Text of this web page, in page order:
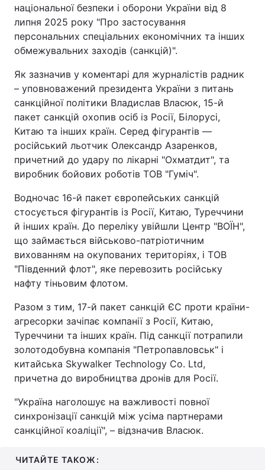
національної безпеки і оборони України від 8
липня 2025 року "Про застосування
персональних спеціальних економічних та інших
обмежувальних заходів (санкцій)".
Як зазначив у коментарі для журналістів радник
– уповноважений президента України з питань
санкційної політики Владислав Власюк, 15-й
пакет санкцій охопив осіб із Росії, Білорусі,
Китаю та інших країн. Серед фігурантів —
російський льотчик Олександр Азаренков,
причетний до удару по лікарні "Охматдит", та
виробник бойових роботів ТОВ "Гуміч".
Водночас 16-й пакет європейських санкцій
стосується фігурантів із Росії, Китаю, Туреччини
й інших країн. До переліку увійшли Центр "ВОЇН",
що займається військово-патріотичним
вихованням на окупованих територіях, і ТОВ
"Південний флот", яке перевозить російську
нафту тіньовим флотом.
Разом з тим, 17-й пакет санкцій ЄС проти країни-
агресорки зачіпає компанії з Росії, Китаю,
Туреччини та інших країн. Під санкції потрапили
золотодобувна компанія "Петропавловськ" і
китайська Skywalker Technology Co. Ltd,
причетна до виробництва дронів для Росії.
"Україна наголошує на важливості повної
синхронізації санкцій між усіма партнерами
санкційної коаліції", – відзначив Власюк.
ЧИТАЙТЕ ТАКОЖ: